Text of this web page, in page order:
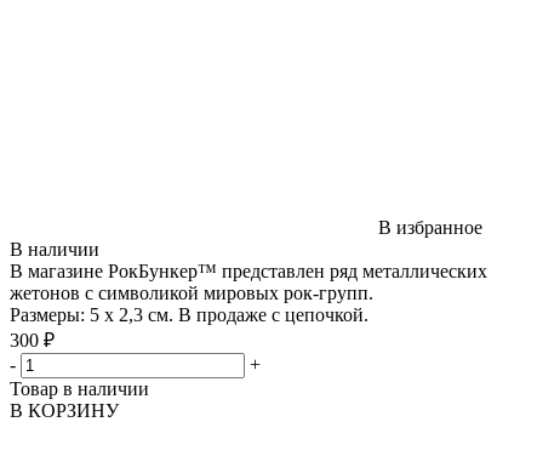
В избранное
В наличии
В магазине РокБункер™ представлен ряд металлических
жетонов с символикой мировых рок-групп.
Размеры: 5 х 2,3 см. В продаже с цепочкой.
300 ₽
-
+
Товар в наличии
В КОРЗИНУ